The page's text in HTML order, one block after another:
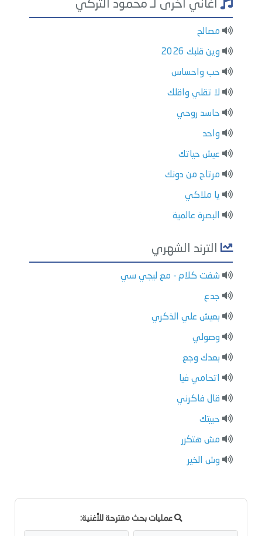
اغاني أخرى لـ محمود التركي
مصالح
وين قلبك 2026
حب واحساس
لا تقلي واقلك
حاسد روحي
واحد
عيش حياتك
مرتاح من دونك
يا ملاكي
البصرة عالمية
الترند الشهري
شفت كلام - مع ليجي سي
جدع
بعيش علي الذكري
وصولي
بعدك وجع
اتحامي فيا
قال فاكرني
حبيتك
مش هتكرر
وش الخير
عمليات بحث مقترحة للأغنية: